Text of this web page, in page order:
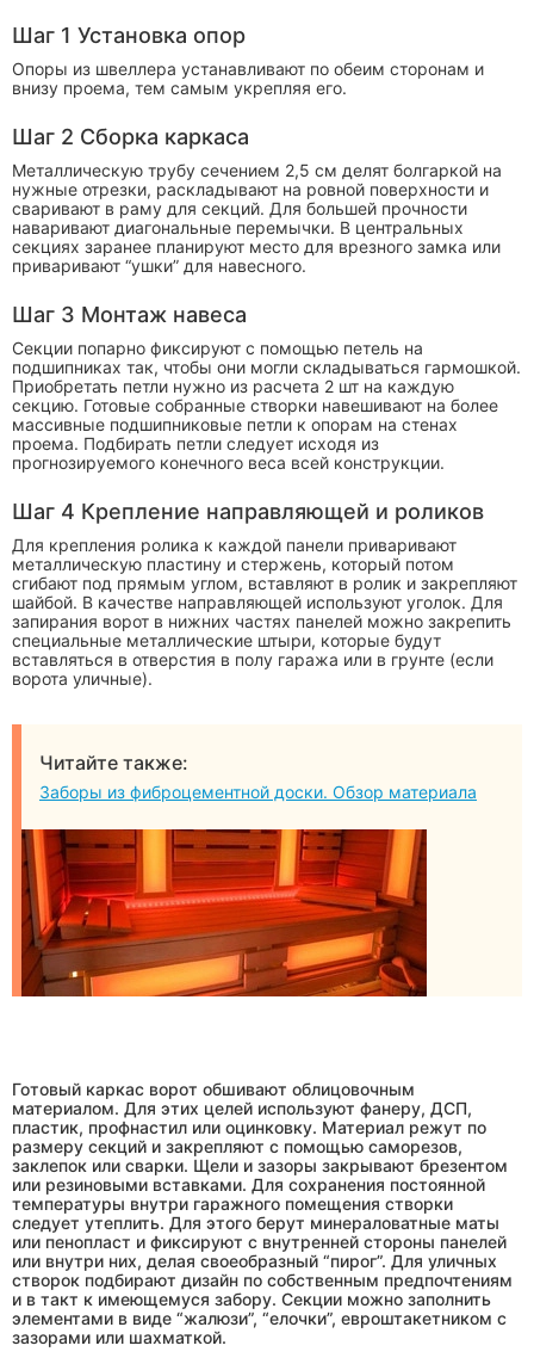
Шаг 1 Установка опор
Опоры из швеллера устанавливают по обеим сторонам и
внизу проема, тем самым укрепляя его.
Шаг 2 Сборка каркаса
Металлическую трубу сечением 2,5 см делят болгаркой на
нужные отрезки, раскладывают на ровной поверхности и
сваривают в раму для секций. Для большей прочности
наваривают диагональные перемычки. В центральных
секциях заранее планируют место для врезного замка или
приваривают “ушки” для навесного.
Шаг 3 Монтаж навеса
Секции попарно фиксируют с помощью петель на
подшипниках так, чтобы они могли складываться гармошкой.
Приобретать петли нужно из расчета 2 шт на каждую
секцию. Готовые собранные створки навешивают на более
массивные подшипниковые петли к опорам на стенах
проема. Подбирать петли следует исходя из
прогнозируемого конечного веса всей конструкции.
Шаг 4 Крепление направляющей и роликов
Для крепления ролика к каждой панели приваривают
металлическую пластину и стержень, который потом
сгибают под прямым углом, вставляют в ролик и закрепляют
шайбой. В качестве направляющей используют уголок. Для
запирания ворот в нижних частях панелей можно закрепить
специальные металлические штыри, которые будут
вставляться в отверстия в полу гаража или в грунте (если
ворота уличные).
Читайте также:
Заборы из фиброцементной доски. Обзор материала
Готовый каркас ворот обшивают облицовочным
материалом. Для этих целей используют фанеру, ДСП,
пластик, профнастил или оцинковку. Материал режут по
размеру секций и закрепляют с помощью саморезов,
заклепок или сварки. Щели и зазоры закрывают брезентом
или резиновыми вставками. Для сохранения постоянной
температуры внутри гаражного помещения створки
следует утеплить. Для этого берут минераловатные маты
или пенопласт и фиксируют с внутренней стороны панелей
или внутри них, делая своеобразный “пирог”. Для уличных
створок подбирают дизайн по собственным предпочтениям
и в такт к имеющемуся забору. Секции можно заполнить
элементами в виде “жалюзи”, “елочки”, евроштакетником с
зазорами или шахматкой.